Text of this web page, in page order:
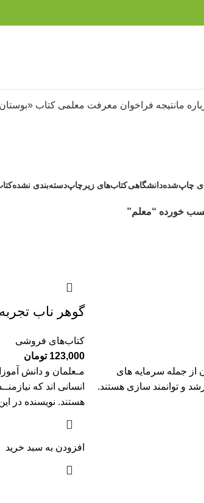
مانتیجه فراخوان معرفت معلمی کتاب
چاپ‌شدهدانشگاهیکتاب‌های زیرچاپدسته‌بندی نشده
خورده “معلم”
از جمله سرمایه های
رشد و توانمند سازی هستند.
گوهر ناب تجربه
کتاب‌های فروشی
123,000 تومان
مـعلمان و دانش
انسانی اند که
هستند. نویسنده در
افزودن به سبد خرید